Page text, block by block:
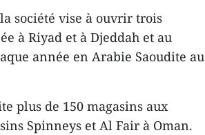
société vise à ouvrir trois
à Riyad et à Djeddah et au
année en Arabie Saoudite au
plus de 150 magasins aux
Spinneys et Al Fair à Oman.